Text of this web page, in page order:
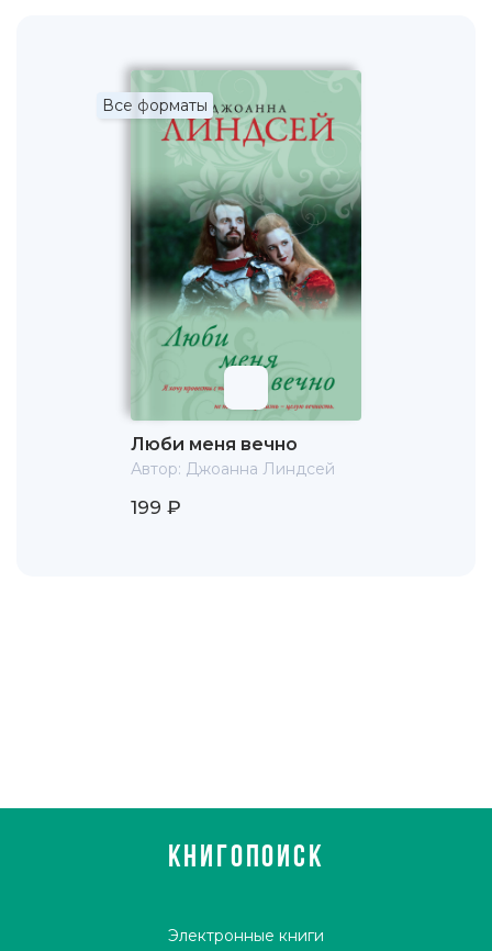
Все форматы
Люби меня вечно
Автор: Джоанна Линдсей
199 ₽
КНИГОПОИСК
Электронные книги